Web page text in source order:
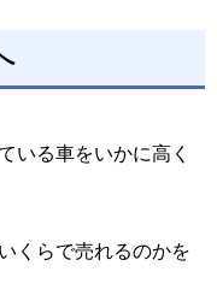
いる車をいかに高く
くらで売れるのかを